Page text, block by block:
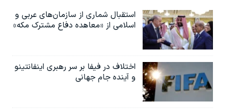
استقبال شماری از سازمان‌های عربی و
اسلامی از «معاهده دفاع مشترک مکه»
اختلاف در فیفا بر سر رهبری اینفانتینو
و آینده جام جهانی